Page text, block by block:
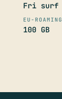
Fri surf
EU-ROAMING
100 GB